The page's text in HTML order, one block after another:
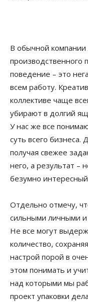
В обычной
производственного
поведение – это
всем работу.
коллективе чаще
убирают в долгий
У нас же все
суть всего бизнеса.
получая свежее
него, а результат –
безумно
Отдельно отмечу,
сильными личными и
Не все могут
количество,
настрой порой в
этом понимать и
над которыми мы
проект упаковки